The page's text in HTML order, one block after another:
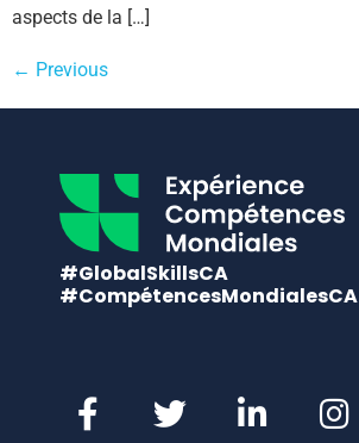
aspects de la […]
← Previous
#GlobalSkillsCA
#CompétencesMondialesCA